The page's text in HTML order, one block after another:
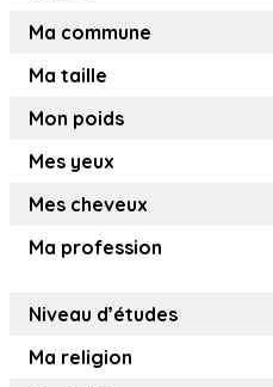
Ma commune
Ma taille
Mon poids
Mes yeux
Mes cheveux
Ma profession
Niveau d’études
Ma religion